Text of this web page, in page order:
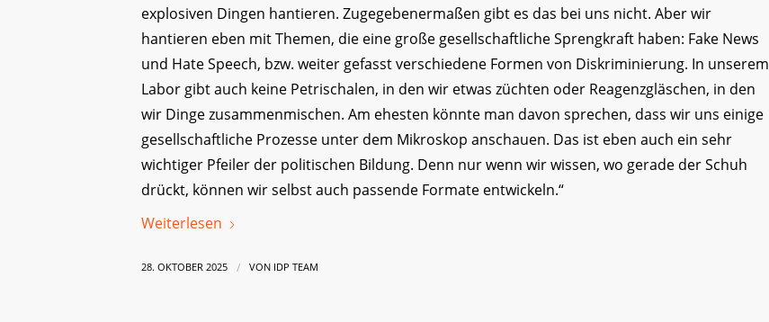
explosiven Dingen hantieren. Zugegebenermaßen gibt es das bei uns nicht. Aber wir
hantieren eben mit Themen, die eine große gesellschaftliche Sprengkraft haben: Fake News
und Hate Speech, bzw. weiter gefasst verschiedene Formen von Diskriminierung. In unserem
Labor gibt auch keine Petrischalen, in den wir etwas züchten oder Reagenzgläschen, in den
wir Dinge zusammenmischen. Am ehesten könnte man davon sprechen, dass wir uns einige
gesellschaftliche Prozesse unter dem Mikroskop anschauen. Das ist eben auch ein sehr
wichtiger Pfeiler der politischen Bildung. Denn nur wenn wir wissen, wo gerade der Schuh
drückt, können wir selbst auch passende Formate entwickeln.“
Weiterlesen
28. OKTOBER 2025 / VON IDP TEAM